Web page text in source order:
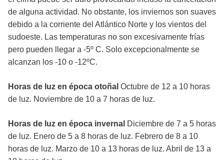
de alguna actividad. No obstante, los inviernos son suaves
debido a la corriente del Atlántico Norte y los vientos del
sudoeste. Las temperaturas no son excesivamente frías
pero pueden llegar a -5º C. Solo excepcionalmente se
alcanzan los -10 o -12ºC.
Horas de luz en época otoñal Octubre de 12 a 10 horas
de luz. Noviembre de 10 a 7 horas de luz.
Horas de luz en época invernal Diciembre de 7 a 5 horas
de luz. Enero de 5 a 8 horas de luz. Febrero de 8 a 10
horas de luz. Marzo de 10 a 13 horas de luz. Abril de 13 a